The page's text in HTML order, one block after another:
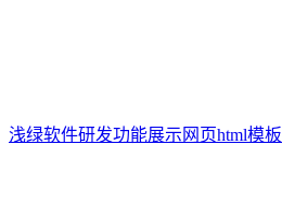
浅绿软件研发功能展示网页html模板